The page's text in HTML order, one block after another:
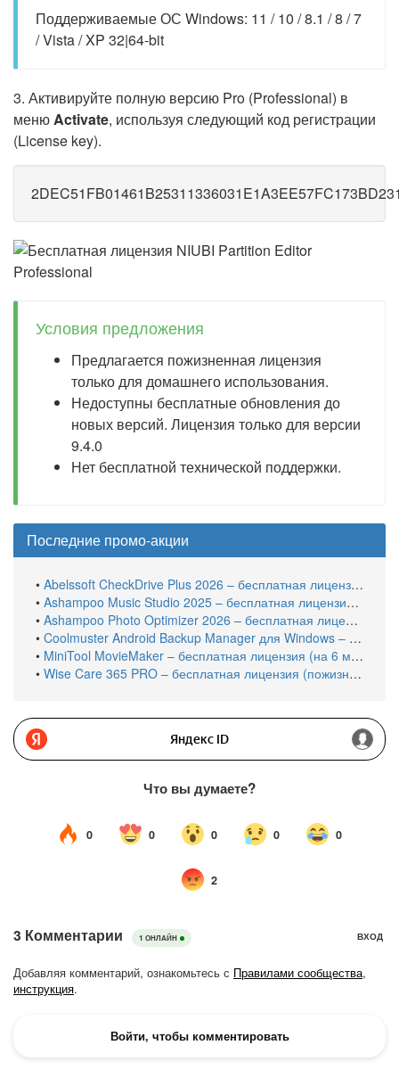
Поддерживаемые ОС Windows: 11 / 10 / 8.1 / 8 / 7
/ Vista / XP 32|64-bit
3. Активируйте полную версию Pro (Professional) в
менюActivate, используя следующий код регистрации
(License key).
Условия предложения
Предлагается пожизненная лицензия
только для домашнего использования.
Недоступны бесплатные обновления до
новых версий. Лицензия только для версии
9.4.0
Нет бесплатной технической поддержки.
Последние промо-акции
• Abelssoft CheckDrive Plus 2026 – бесплатная лицензия (пожизненная)
• Ashampoo Music Studio 2025 – бесплатная лицензия (пожизненная)
• Ashampoo Photo Optimizer 2026 – бесплатная лицензия (пожизненная)
• Coolmuster Android Backup Manager для Windows – бесплатная лицензия на 1 год
• MiniTool MovieMaker – бесплатная лицензия (на 6 месяцев)
• Wise Care 365 PRO – бесплатная лицензия (пожизненная)